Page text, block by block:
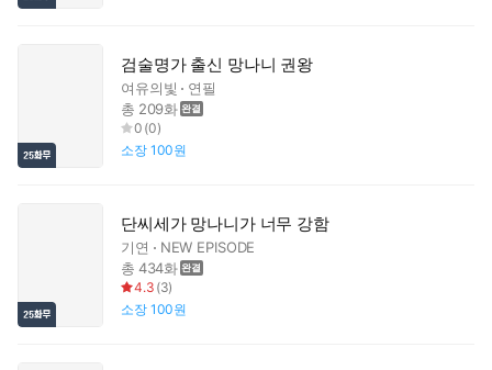
검술명가 출신 망나니 권왕
여유의빛
연필
총 209화
0 (0)
소장 100원
단씨세가 망나니가 너무 강함
기연
NEW EPISODE
총 434화
4.3 (3)
소장 100원